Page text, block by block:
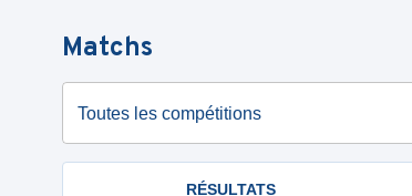
Matchs
Toutes les compétitions
RÉSULTATS